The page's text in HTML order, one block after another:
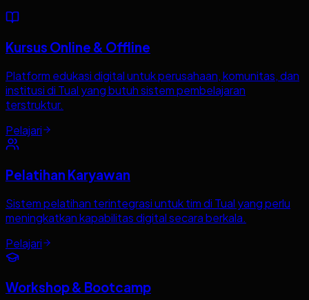
Kursus Online & Offline
Platform edukasi digital untuk perusahaan, komunitas, dan
institusi di Tual yang butuh sistem pembelajaran
terstruktur.
Pelajari
Pelatihan Karyawan
Sistem pelatihan terintegrasi untuk tim di Tual yang perlu
meningkatkan kapabilitas digital secara berkala.
Pelajari
Workshop & Bootcamp